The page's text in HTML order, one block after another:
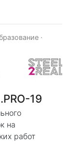
·
19
на
работ